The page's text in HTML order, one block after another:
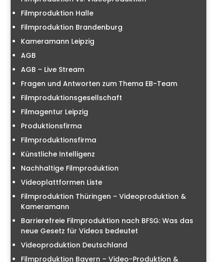
Filmproduktion Halle
Filmproduktion Brandenburg
Kameramann Leipzig
AGB
AGB – Live Stream
Fragen und Antworten zum Thema EB-Team
Filmproduktionsgesellschaft
Filmagentur Leipzig
Produktionsfirma
Filmproduktionsfirma
Künstliche Intelligenz
Nachhaltige Filmproduktion
Videoplattformen Liste
Filmproduktion Thüringen – Videoproduktion &
Kameramann
Barrierefreie Filmproduktion nach BFSG: Was das
neue Gesetz für Videos bedeutet
Videoproduktion Deutschland
Filmproduktion Bayern – Video-Produktion &